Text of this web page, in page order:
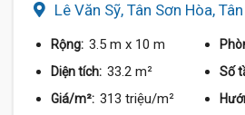
Lê Văn Sỹ, Tân Sơn Hòa,
Rộng: 3.5 m x 10 m
Diện tích: 33.2 m² Số
Giá/m²: 313 triệu/m²